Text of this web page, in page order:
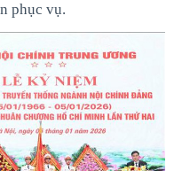
phục vụ.